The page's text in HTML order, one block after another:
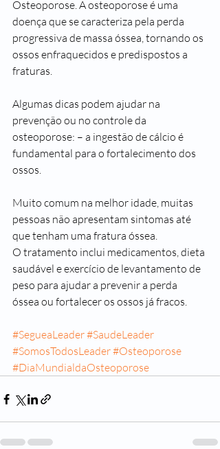
Osteoporose. A osteoporose é uma
doença que se caracteriza pela perda
progressiva de massa óssea, tornando os
ossos enfraquecidos e predispostos a
fraturas.
Algumas dicas podem ajudar na
prevenção ou no controle da
osteoporose: – a ingestão de cálcio é
fundamental para o fortalecimento dos
ossos.
Muito comum na melhor idade, muitas
pessoas não apresentam sintomas até
que tenham uma fratura óssea.
O tratamento inclui medicamentos, dieta
saudável e exercício de levantamento de
peso para ajudar a prevenir a perda
óssea ou fortalecer os ossos já fracos.
#SegueaLeader#SaudeLeader
#SomosTodosLeader#Osteoporose
#DiaMundialdaOsteoporose